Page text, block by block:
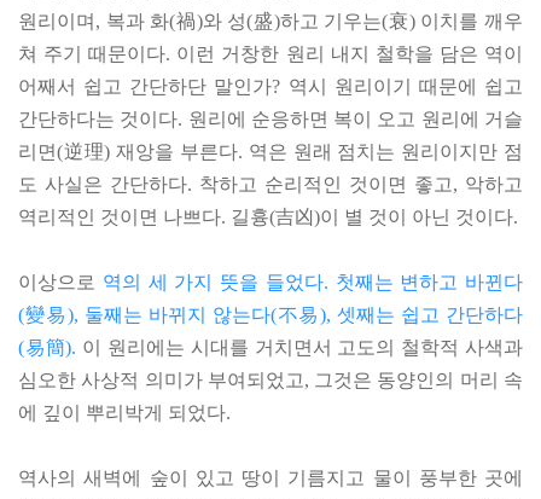
원리이며, 복과 화(禍)와 성(盛)하고 기우는(衰) 이치를 깨우
쳐 주기 때문이다. 이런 거창한 원리 내지 철학을 담은 역이
어째서 쉽고 간단하단 말인가? 역시 원리이기 때문에 쉽고
간단하다는 것이다. 원리에 순응하면 복이 오고 원리에 거슬
리면(逆理) 재앙을 부른다. 역은 원래 점치는 원리이지만 점
도 사실은 간단하다. 착하고 순리적인 것이면 좋고, 악하고
역리적인 것이면 나쁘다. 길흉(吉凶)이 별 것이 아닌 것이다.
이상으로 역의 세 가지 뜻을 들었다. 첫째는 변하고 바뀐다
(變易), 둘째는 바뀌지 않는다(不易), 셋째는 쉽고 간단하다
(易簡). 이 원리에는 시대를 거치면서 고도의 철학적 사색과
심오한 사상적 의미가 부여되었고, 그것은 동양인의 머리 속
에 깊이 뿌리박게 되었다.
역사의 새벽에 숲이 있고 땅이 기름지고 물이 풍부한 곳에